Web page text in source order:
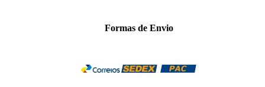
Formas de Envio